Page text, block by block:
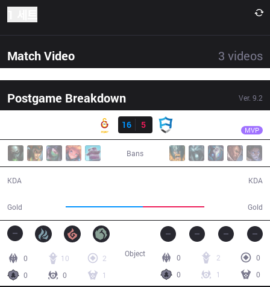
Match Video 3 videos
Postgame Breakdown Ver. 9.2
16
5 MVP
Bans
KDA
Gold Gold
KDA
0 10
2
0
0 1
0 2
0
0
1 0
Object